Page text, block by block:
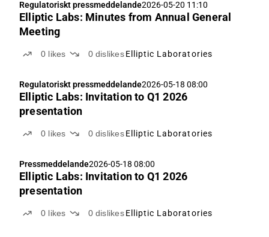
Regulatoriskt pressmeddelande2026-05-20 11:10
Elliptic Labs: Minutes from Annual General
Meeting
0 likes 0 dislikes Elliptic Laboratories
Regulatoriskt pressmeddelande2026-05-18 08:00
Elliptic Labs: Invitation to Q1 2026
presentation
0 likes 0 dislikes Elliptic Laboratories
Pressmeddelande2026-05-18 08:00
Elliptic Labs: Invitation to Q1 2026
presentation
0 likes 0 dislikes Elliptic Laboratories